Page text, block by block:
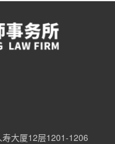
大厦12层1201-1206